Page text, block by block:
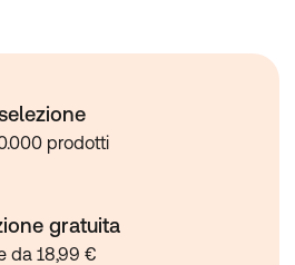
prodotti
gratuita
da 18,99 €